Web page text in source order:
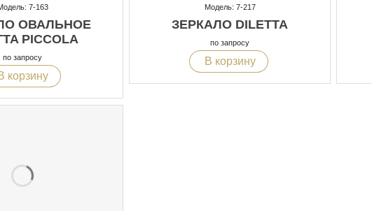
7-163
ОВАЛЬНОЕ
PICCOLA
по запросу
корзину
Модель: 7-217
ЗЕРКАЛО DILETTA
по запросу
В корзину